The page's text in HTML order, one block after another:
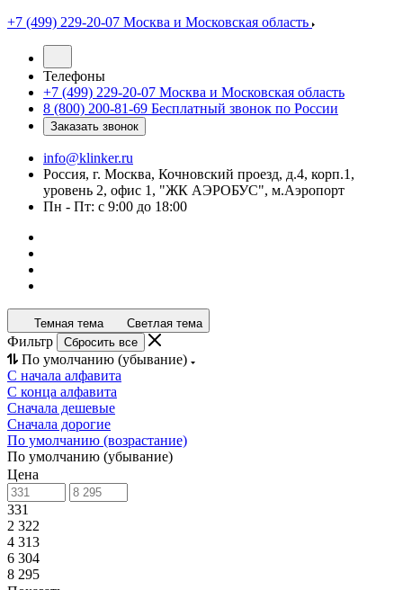
+7 (499) 229-20-07 Москва и Московская область
Телефоны
+7 (499) 229-20-07 Москва и Московская область
8 (800) 200-81-69 Бесплатный звонок по России
Заказать звонок
info@klinker.ru
Россия, г. Москва, Кочновский проезд, д.4, корп.1,
уровень 2, офис 1, "ЖК АЭРОБУС", м.Аэропорт
Пн - Пт: с 9:00 до 18:00
Темная тема Светлая тема
Фильтр Сбросить все
По умолчанию (убывание)
С начала алфавита
С конца алфавита
Сначала дешевые
Сначала дорогие
По умолчанию (возрастание)
По умолчанию (убывание)
Цена
331
2 322
4 313
6 304
8 295